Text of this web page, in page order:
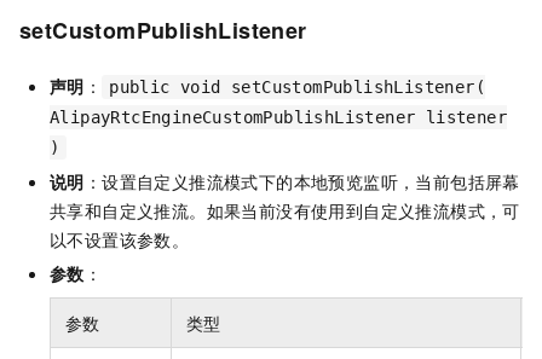
setCustomPublishListener
声明 ：
public void setCustomPublishListener(
AlipayRtcEngineCustomPublishListener listener
)
说明 ：设置自定义推流模式下的本地预览监听，当前包括屏幕
共享和自定义推流。如果当前没有使用到自定义推流模式，可
以不设置该参数。
参数 ：
参数 类型